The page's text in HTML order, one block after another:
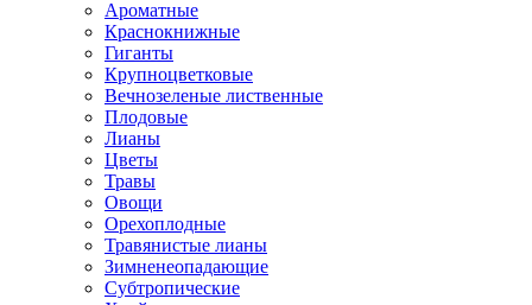
Ароматные
Краснокнижные
Гиганты
Крупноцветковые
Вечнозеленые лиственные
Плодовые
Лианы
Цветы
Травы
Овощи
Орехоплодные
Травянистые лианы
Зимненеопадающие
Субтропические